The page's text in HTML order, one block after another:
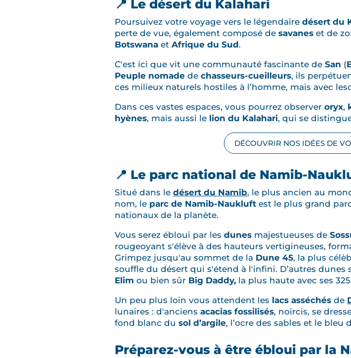
📍 Le désert du Kalahari
Poursuivez votre voyage vers le légendaire désert du
perte de vue, également composé de savanes et de
Botswana et Afrique du Sud.
C'est ici que vit une communauté fascinante de San (
Peuple nomade de chasseurs-cueilleurs, ils
ces milieux naturels hostiles à l’homme, mais avec
Dans ces vastes espaces, vous pourrez observer oryx,
hyènes, mais aussi le lion du Kalahari, qui se
DÉCOUVRIR NOS IDÉES DE
📍 Le parc national de Namib-
Situé dans le désert du Namib, le plus ancien au
nom, le parc de Namib-Naukluft est le plus grand
nationaux de la planète.
Vous serez ébloui par les dunes majestueuses de
rougeoyant s'élève à des hauteurs vertigineuses,
Grimpez jusqu'au sommet de la Dune 45, la plus
souffle du désert qui s'étend à l'infini. D’autres dunes
Elim ou bien sûr Big Daddy, la plus haute avec ses
Un peu plus loin vous attendent les lacs asséchés de
lunaires : d'anciens acacias fossilisés, noircis, se
fond blanc du sol d’argile, l’ocre des sables et le
Préparez-vous à être ébloui par la